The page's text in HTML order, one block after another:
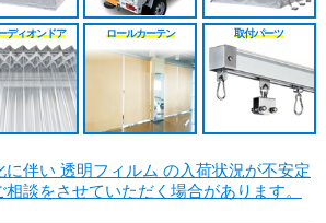
ディオンドア ロールカーテン 取付パーツ
伴い 透明フィルム の入荷状況が不安定
談をさせていただく場合があります。
ベンダーレール
その他部品関連
戻る
のれんカーテン可動
戻る